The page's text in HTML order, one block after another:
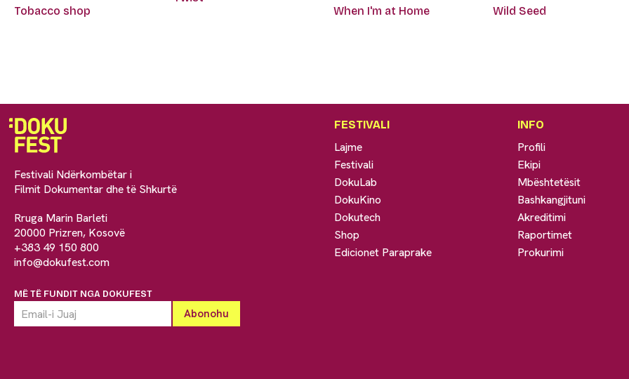
Tobacco shop
When I'm at Home
Wild Seed
Festivali Ndërkombëtar i
Filmit Dokumentar dhe të Shkurtë
Rruga Marin Barleti
20000 Prizren, Kosovë
+383 49 150 800
info@dokufest.com
MË TË FUNDIT NGA DOKUFEST
FESTIVALI
Lajme
Festivali
DokuLab
DokuKino
Dokutech
Shop
Edicionet Paraprake
INFO
Profili
Ekipi
Mbështetësit
Bashkangjituni
Akreditimi
Raportimet
Prokurimi